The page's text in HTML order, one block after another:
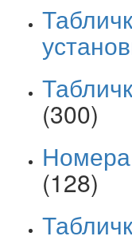
(300)
Номера
(128)